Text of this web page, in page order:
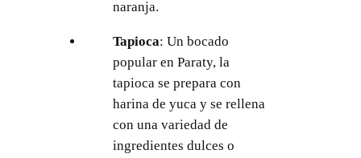
naranja.
Tapioca: Un bocado
popular en Paraty, la
tapioca se prepara con
harina de yuca y se rellena
con una variedad de
ingredientes dulces o